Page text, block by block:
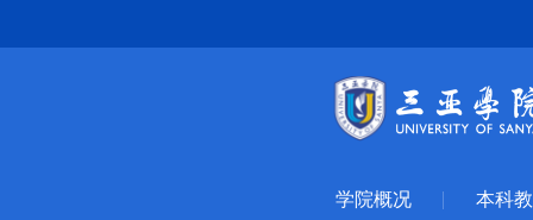
学院概况 本科